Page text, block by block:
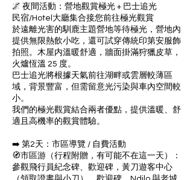
🌌 夜間活動：營地觀賞極光 + 巴士追光
民宿/Hotel大廳集合接您前往極光觀賞
於遠離光害的馴鹿主題營地等待極光，營地內
提供無限熱飲小吃，還可試穿傳統印第安服飾
拍照。木屋内溫暖舒適，牆面掛滿狩獵皮草，
火爐恆溫 25 度。
巴士追光將根據天氣前往湖畔或雲層較薄區
域，背景豐富，但需留意光污染與車內空間較
小。
我們的極光觀賞結合兩者優點，提供溫暖、舒
適且高機率的觀賞體驗。
➡️ 第2天：市區導覽 / 自費活動
🧭市區游（行程附贈，有可能不在這一天）：
參觀飛行員紀念碑、歡迎碑，黃刀遊客中心